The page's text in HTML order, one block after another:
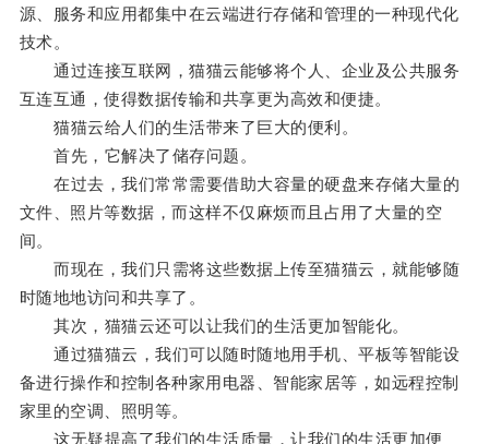
源、服务和应用都集中在云端进行存储和管理的一种现代化
技术。
通过连接互联网，猫猫云能够将个人、企业及公共服务
互连互通，使得数据传输和共享更为高效和便捷。
猫猫云给人们的生活带来了巨大的便利。
首先，它解决了储存问题。
在过去，我们常常需要借助大容量的硬盘来存储大量的
文件、照片等数据，而这样不仅麻烦而且占用了大量的空
间。
而现在，我们只需将这些数据上传至猫猫云，就能够随
时随地地访问和共享了。
其次，猫猫云还可以让我们的生活更加智能化。
通过猫猫云，我们可以随时随地用手机、平板等智能设
备进行操作和控制各种家用电器、智能家居等，如远程控制
家里的空调、照明等。
这无疑提高了我们的生活质量，让我们的生活更加便